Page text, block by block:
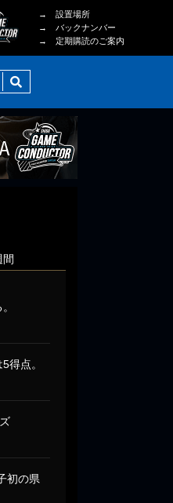
→ 設置場所
→ バックナンバー
→ 定期購読のご案内
得点。
初の県
間